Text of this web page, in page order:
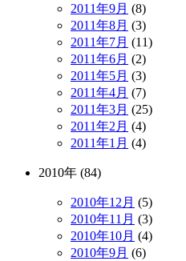
2011年9月 (8)
2011年8月 (3)
2011年7月 (11)
2011年6月 (2)
2011年5月 (3)
2011年4月 (7)
2011年3月 (25)
2011年2月 (4)
2011年1月 (4)
2010年 (84)
2010年12月 (5)
2010年11月 (3)
2010年10月 (4)
2010年9月 (6)